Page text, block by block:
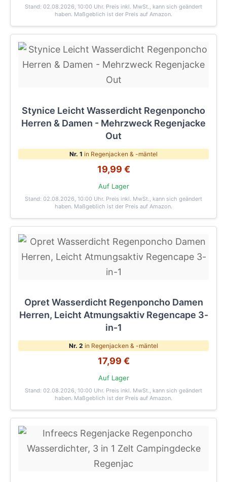
Stand: 02.08.2026, 10:00 Uhr. Preis inkl. MwSt., kann sich geändert
haben. Maßgeblich ist der Preis auf Amazon.
Stynice Leicht Wasserdicht Regenponcho
Herren & Damen - Mehrzweck Regenjacke
Out
Nr. 1 in Regenjacken & -mäntel
19,99 €
Auf Lager
Stand: 02.08.2026, 10:00 Uhr. Preis inkl. MwSt., kann sich geändert
haben. Maßgeblich ist der Preis auf Amazon.
Opret Wasserdicht Regenponcho Damen
Herren, Leicht Atmungsaktiv Regencape 3-
in-1
Nr. 2 in Regenjacken & -mäntel
17,99 €
Auf Lager
Stand: 02.08.2026, 10:00 Uhr. Preis inkl. MwSt., kann sich geändert
haben. Maßgeblich ist der Preis auf Amazon.